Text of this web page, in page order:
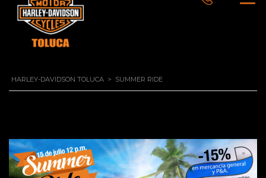
HARLEY-DAVIDSON TOLUCA > SUMMER RIDE